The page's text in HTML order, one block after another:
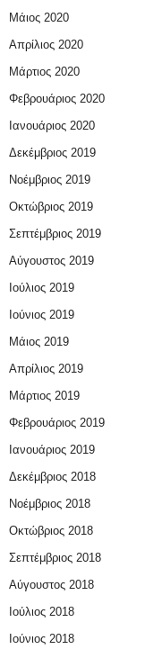
Μάιος 2020
Απρίλιος 2020
Μάρτιος 2020
Φεβρουάριος 2020
Ιανουάριος 2020
Δεκέμβριος 2019
Νοέμβριος 2019
Οκτώβριος 2019
Σεπτέμβριος 2019
Αύγουστος 2019
Ιούλιος 2019
Ιούνιος 2019
Μάιος 2019
Απρίλιος 2019
Μάρτιος 2019
Φεβρουάριος 2019
Ιανουάριος 2019
Δεκέμβριος 2018
Νοέμβριος 2018
Οκτώβριος 2018
Σεπτέμβριος 2018
Αύγουστος 2018
Ιούλιος 2018
Ιούνιος 2018